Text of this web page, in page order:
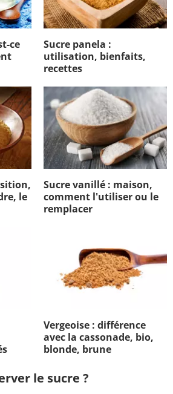
ce
Sucre panela :
utilisation, bienfaits,
recettes
le
Sucre vanillé : maison,
comment l'utiliser ou le
remplacer
Vergeoise : différence
avec la cassonade, bio,
blonde, brune
le sucre ?